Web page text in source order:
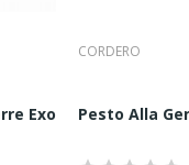
Exotique 70G
CORDERO
Pesto Alla